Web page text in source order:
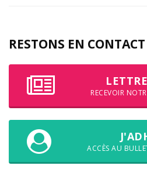
RESTONS EN CONTACT
RECEVOIR
ACCÈS AU